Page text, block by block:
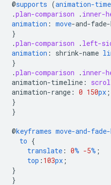
@supports (animation-
.plan-comparison . inner-
animation : move-and-fade-
}
.plan-comparison . left-
animation : shrink-name
}
.plan-comparison . inner-
animation-timeline :
animation-range : 0 150px ;
}
}
@keyframes move-and-
to {
translate : 0% -5% ;
top : 103px ;
}
}